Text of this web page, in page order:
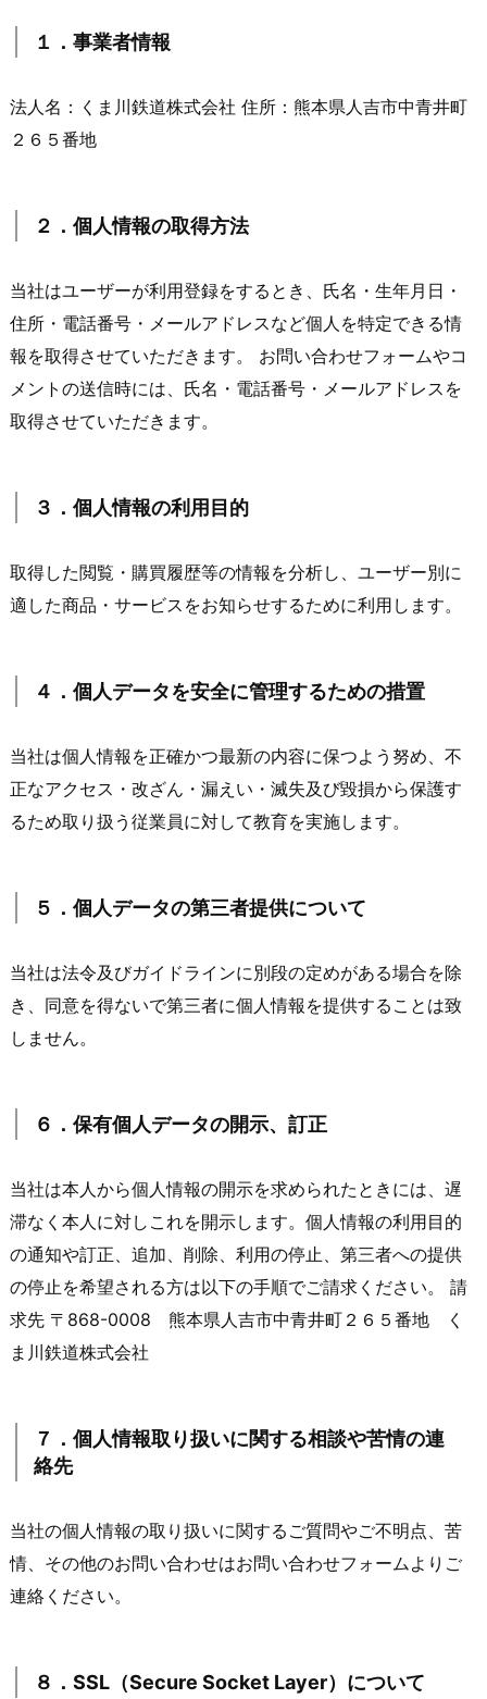
１．事業者情報
法人名：くま川鉄道株式会社 住所：熊本県人吉市中青井町
２６５番地
２．個人情報の取得方法
当社はユーザーが利用登録をするとき、氏名・生年月日・
住所・電話番号・メールアドレスなど個人を特定できる情
報を取得させていただきます。 お問い合わせフォームやコ
メントの送信時には、氏名・電話番号・メールアドレスを
取得させていただきます。
３．個人情報の利用目的
取得した閲覧・購買履歴等の情報を分析し、ユーザー別に
適した商品・サービスをお知らせするために利用します。
４．個人データを安全に管理するための措置
当社は個人情報を正確かつ最新の内容に保つよう努め、不
正なアクセス・改ざん・漏えい・滅失及び毀損から保護す
るため取り扱う従業員に対して教育を実施します。
５．個人データの第三者提供について
当社は法令及びガイドラインに別段の定めがある場合を除
き、同意を得ないで第三者に個人情報を提供することは致
しません。
６．保有個人データの開示、訂正
当社は本人から個人情報の開示を求められたときには、遅
滞なく本人に対しこれを開示します。個人情報の利用目的
の通知や訂正、追加、削除、利用の停止、第三者への提供
の停止を希望される方は以下の手順でご請求ください。 請
求先 〒868-0008 熊本県人吉市中青井町２６５番地 く
ま川鉄道株式会社
７．個人情報取り扱いに関する相談や苦情の連
絡先
当社の個人情報の取り扱いに関するご質問やご不明点、苦
情、その他のお問い合わせはお問い合わせフォームよりご
連絡ください。
８．SSL（Secure Socket Layer）について